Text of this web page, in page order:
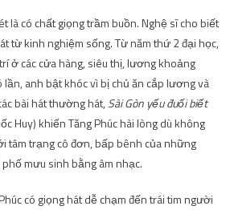
là có chất giọng trầm buồn. Nghệ sĩ cho biết
từ kinh nghiệm sống. Từ năm thứ 2 đại học,
ở các cửa hàng, siêu thị, lương khoảng
lần, anh bật khóc vì bị chủ ăn cắp lương và
bài hát thường hát,Sài Gòn yếu đuối biết
Huy) khiến Tăng Phúc hài lòng dù không
tâm trạng cô đơn, bấp bênh của những
mưu sinh bằng âm nhạc.
có giọng hát dễ chạm đến trái tim người